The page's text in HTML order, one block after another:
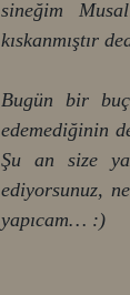
sineğim
kıskanmıştır
Bugün bir
edemediğinin
Şu an size
ediyorsunuz,
yapıcam… :)